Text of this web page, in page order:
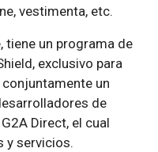
vestimenta, etc.
tiene un programa de
exclusivo para
un
de
Direct, el cual
y servicios.